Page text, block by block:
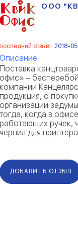
ООО
последний отзыв: 2018-
Описание
Поставка
офис» –
компании
продукция, о
организации
тогда, когда в
работающих ручек,
чернил для
принести немалые
ДОБАВИТЬ ОТЗЫВ